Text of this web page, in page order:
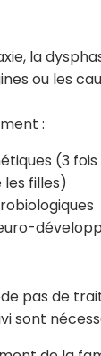
la
ou les
:
(3
les filles)
pas de
sont